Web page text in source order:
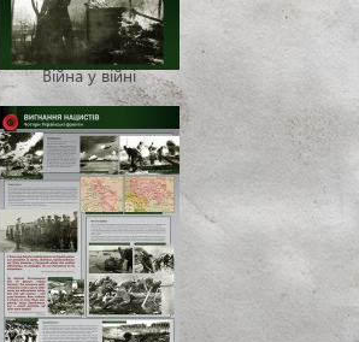
Війна у війні